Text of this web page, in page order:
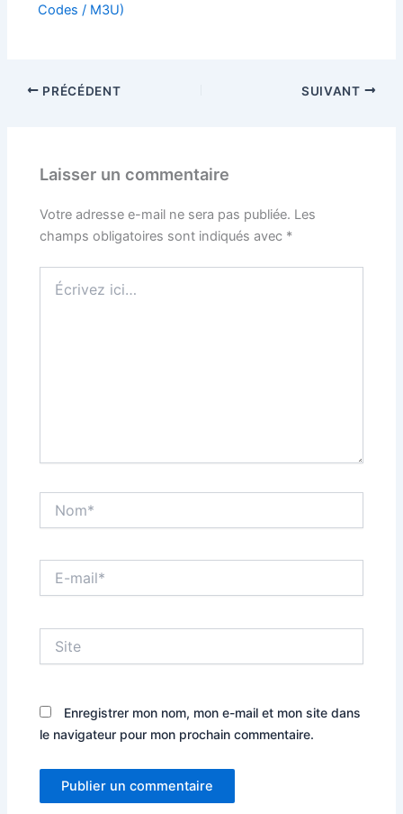
Codes / M3U)
PRÉCÉDENT SUIVANT
Laisser un commentaire
Votre adresse e-mail ne sera pas publiée. Les
champs obligatoires sont indiqués avec *
ici…
mail*
Enregistrer mon nom, mon e-mail et mon site dans
le navigateur pour mon prochain commentaire.